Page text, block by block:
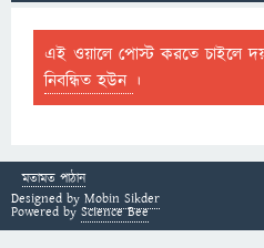
এই ওয়ালে পোস্ট করতে চাইলে
নিবন্ধিত হউন ।
মতামত পাঠান
Designed by Mobin Sikder
Powered by Science Bee